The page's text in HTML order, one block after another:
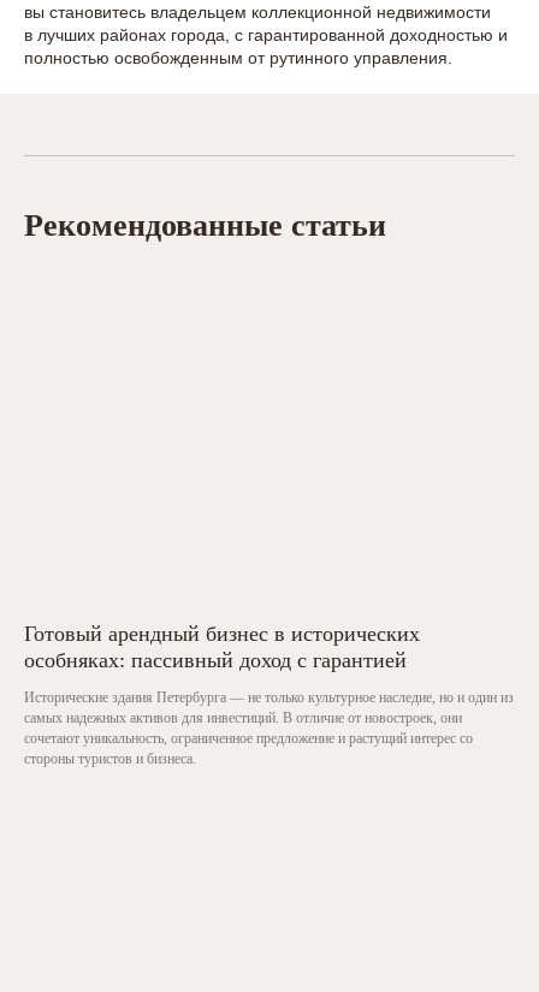
вы становитесь владельцем коллекционной недвижимости
в лучших районах города, с гарантированной доходностью и
полностью освобожденным от рутинного управления.
Рекомендованные статьи
Готовый арендный бизнес в исторических
особняках: пассивный доход с гарантией
Исторические здания Петербурга — не только культурное наследие, но и один из
самых надежных активов для инвестиций. В отличие от новостроек, они
сочетают уникальность, ограниченное предложение и растущий интерес со
стороны туристов и бизнеса.